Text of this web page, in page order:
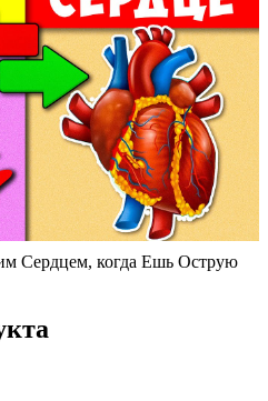
Сердцем, когда Ешь Острую